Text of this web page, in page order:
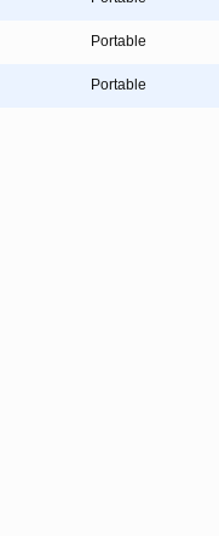
Portable
Portable